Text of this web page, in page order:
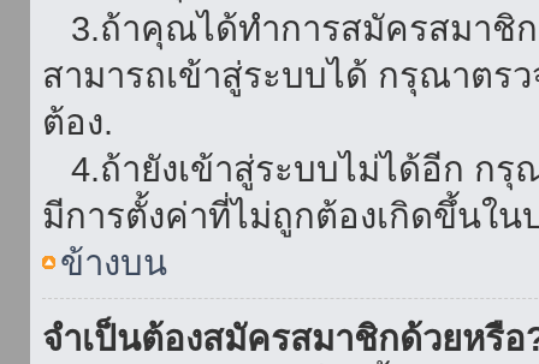
3.ถ้าคุณได้ทำการสมัครสมาชิ
สามารถเข้าสู่ระบบได้ กรุณาตร
ต้อง.
4.ถ้ายังเข้าสู่ระบบไม่ได้อีก กรุ
มีการตั้งค่าที่ไม่ถูกต้องเกิดขึ้นใน
ข้างบน
จำเป็นต้องสมัครสมาชิกด้วยหรือ